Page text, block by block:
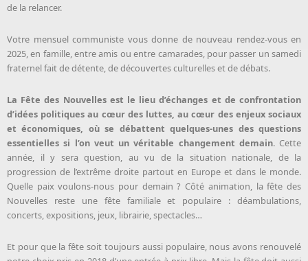
de la relancer.
Votre mensuel communiste vous donne de nouveau rendez-vous en
2025, en famille, entre amis ou entre camarades, pour passer un samedi
fraternel fait de détente, de découvertes culturelles et de débats.
La Fête des Nouvelles est le lieu d’échanges et de confrontation
d’idées politiques au cœur des luttes, au cœur des enjeux sociaux
et économiques, où se débattent quelques-unes des questions
essentielles si l’on veut un véritable changement demain. Cette
année, il y sera question, au vu de la situation nationale, de la
progression de l’extrême droite partout en Europe et dans le monde.
Quelle paix voulons-nous pour demain ? Côté animation, la fête des
Nouvelles reste une fête familiale et populaire : déambulations,
concerts, expositions, jeux, librairie, spectacles…
Et pour que la fête soit toujours aussi populaire, nous avons renouvelé